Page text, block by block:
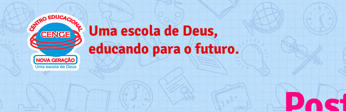
Uma escola de Deus,
educando para o futuro.